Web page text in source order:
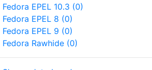
Fedora EPEL 10.3 (0)
Fedora EPEL 8 (0)
Fedora EPEL 9 (0)
Fedora Rawhide (0)